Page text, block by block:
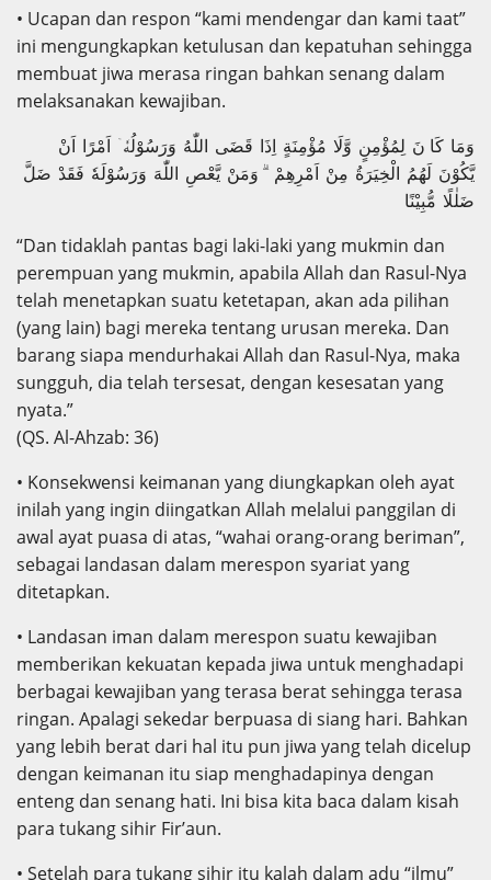
• Ucapan dan respon “kami mendengar dan kami taat”
ini mengungkapkan ketulusan dan kepatuhan sehingga
membuat jiwa merasa ringan bahkan senang dalam
melaksanakan kewajiban.
وَمَا كَا نَ لِمُؤْمِنٍ وَّلَا مُؤْمِنَةٍ اِذَا قَضَى اللّٰهُ وَرَسُوْلُهٗۤ اَمْرًا اَنْ
يَّكُوْنَ لَهُمُ الْخِيَرَةُ مِنْ اَمْرِهِمْ ۗ وَمَنْ يَّعْصِ اللّٰهَ وَرَسُوْلَهٗ فَقَدْ ضَلَّ
ضَلٰلًا مُّبِيْنًا
“Dan tidaklah pantas bagi laki-laki yang mukmin dan
perempuan yang mukmin, apabila Allah dan Rasul-Nya
telah menetapkan suatu ketetapan, akan ada pilihan
(yang lain) bagi mereka tentang urusan mereka. Dan
barang siapa mendurhakai Allah dan Rasul-Nya, maka
sungguh, dia telah tersesat, dengan kesesatan yang
nyata.”
(QS. Al-Ahzab: 36)
• Konsekwensi keimanan yang diungkapkan oleh ayat
inilah yang ingin diingatkan Allah melalui panggilan di
awal ayat puasa di atas, “wahai orang-orang beriman”,
sebagai landasan dalam merespon syariat yang
ditetapkan.
• Landasan iman dalam merespon suatu kewajiban
memberikan kekuatan kepada jiwa untuk menghadapi
berbagai kewajiban yang terasa berat sehingga terasa
ringan. Apalagi sekedar berpuasa di siang hari. Bahkan
yang lebih berat dari hal itu pun jiwa yang telah dicelup
dengan keimanan itu siap menghadapinya dengan
enteng dan senang hati. Ini bisa kita baca dalam kisah
para tukang sihir Fir’aun.
• Setelah para tukang sihir itu kalah dalam adu “ilmu”